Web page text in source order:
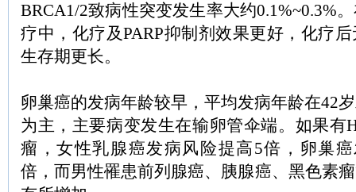
BRCA1/2致病性突变发生率大约0.1%~0.3%
疗中，化疗及PARP抑制剂效果更好，化疗
生存期更长。
卵巢癌的发病年龄较早，平均发病年龄在42
为主，主要病变发生在输卵管伞端。如果有
瘤，女性乳腺癌发病风险提高5倍，卵巢
倍，而男性罹患前列腺癌、胰腺癌、黑色素